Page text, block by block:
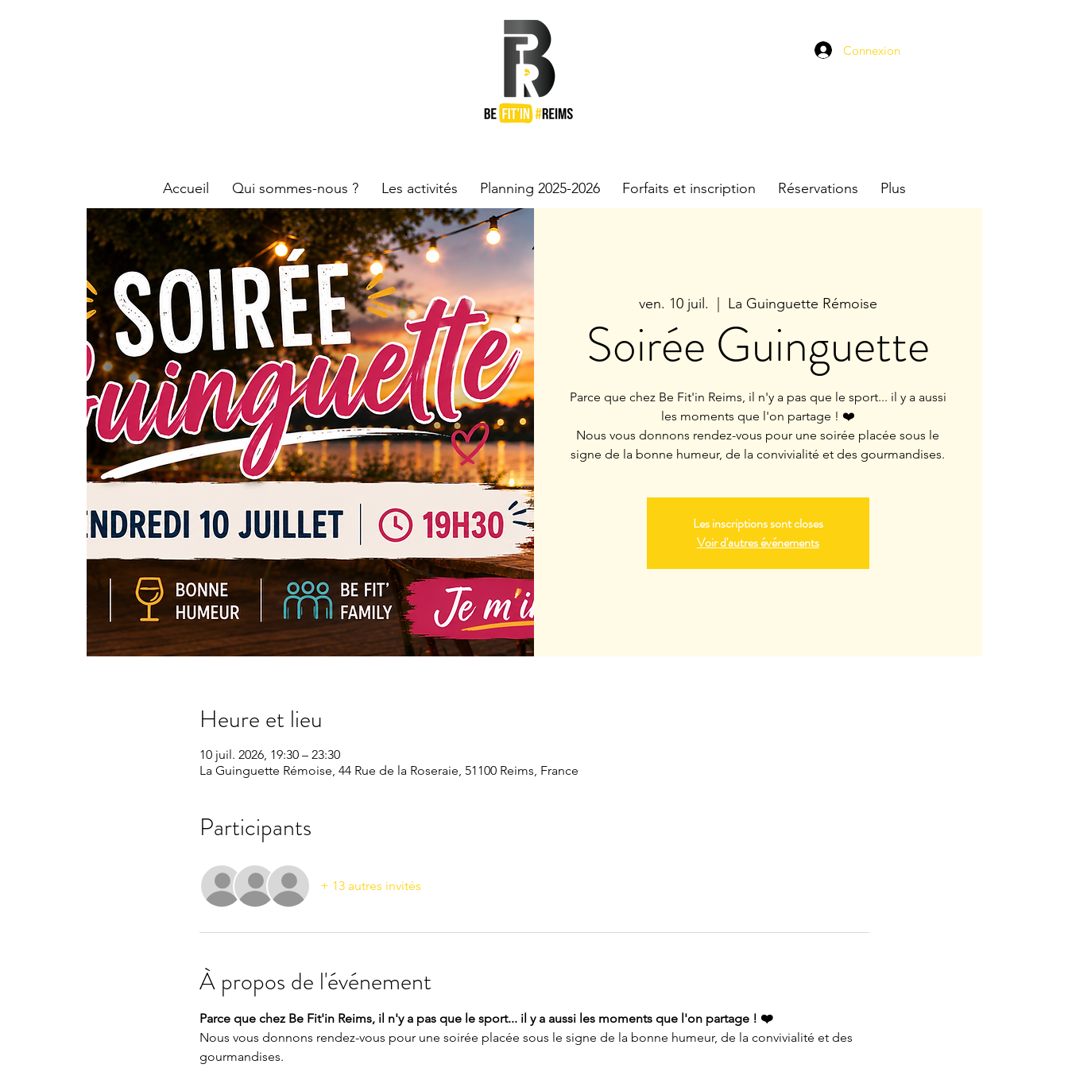
Connexion
Accueil Qui sommes-nous ? Les activités Planning 2025-2026 Forfaits et inscription Réservations Plus
ven. 10 juil. La Guinguette Rémoise
Soirée Guinguette
Parce que chez Be Fit'in Reims, il n'y a pas que le sport... il y a aussi
les moments que l'on partage ! ❤️
Nous vous donnons rendez-vous pour une soirée placée sous le
signe de la bonne humeur, de la convivialité et des gourmandises.
Les inscriptions sont closes
Voir d'autres événements
Heure et lieu
10 juil. 2026, 19:30 – 23:30
La Guinguette Rémoise, 44 Rue de la Roseraie, 51100 Reims, France
Participants
+ 13 autres invités
À propos de l'événement
Parce que chez Be Fit'in Reims, il n'y a pas que le sport... il y a aussi les moments que l'on partage ! ❤️
Nous vous donnons rendez-vous pour une soirée placée sous le signe de la bonne humeur, de la convivialité et des
gourmandises.